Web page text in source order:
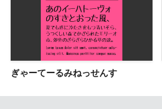
ぎゃーてーるみねっせんす